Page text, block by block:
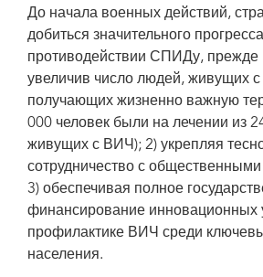
До начала военных действий,
добиться значительного
противодействии СПИДу, прежде
увеличив число людей, живущих
получающих жизненно важную
000 человек были на лечении из
живущих с ВИЧ); 2) укрепляя
сотрудничество с
3) обеспечивая полное
финансирование инновационных
профилактике ВИЧ среди
населения.